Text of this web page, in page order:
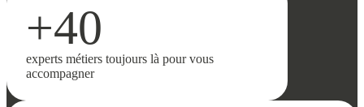
+40
experts métiers toujours là pour vous
accompagner